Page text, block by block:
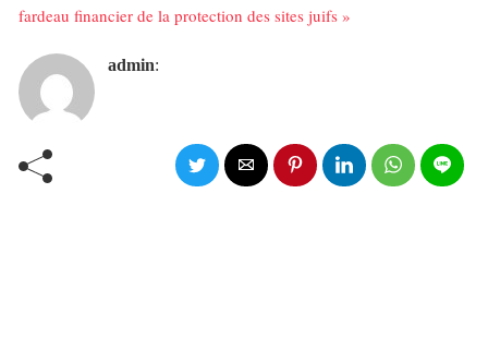
fardeau financier de la protection des sites juifs »
admin: